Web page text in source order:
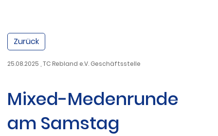
Zurück
25.08.2025 , TC Rebland e.V. Geschäftsstelle
Mixed-Medenrunde
am Samstag